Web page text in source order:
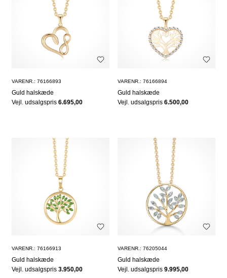
VARENR.: 76166893
Guld halskæde
Vejl. udsalgspris 6.695,00
VARENR.: 76166894
Guld halskæde
Vejl. udsalgspris6.500,00
VARENR.: 76166913
Guld halskæde
Vejl. udsalgspris 3.950,00
VARENR.: 76205044
Guld halskæde
Vejl. udsalgspris9.995,00